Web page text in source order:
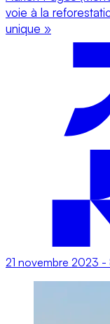
voie à la
unique »
21 novembre 2023 -